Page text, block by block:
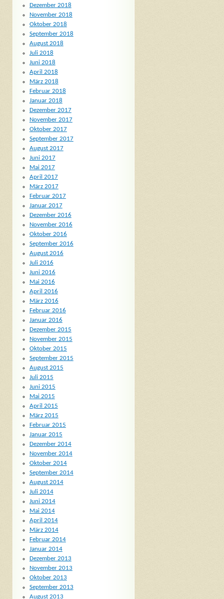
Dezember 2018
November 2018
Oktober 2018
September 2018
August 2018
Juli 2018
Juni 2018
April 2018
März 2018
Februar 2018
Januar 2018
Dezember 2017
November 2017
Oktober 2017
September 2017
August 2017
Juni 2017
Mai 2017
April 2017
März 2017
Februar 2017
Januar 2017
Dezember 2016
November 2016
Oktober 2016
September 2016
August 2016
Juli 2016
Juni 2016
Mai 2016
April 2016
März 2016
Februar 2016
Januar 2016
Dezember 2015
November 2015
Oktober 2015
September 2015
August 2015
Juli 2015
Juni 2015
Mai 2015
April 2015
März 2015
Februar 2015
Januar 2015
Dezember 2014
November 2014
Oktober 2014
September 2014
August 2014
Juli 2014
Juni 2014
Mai 2014
April 2014
März 2014
Februar 2014
Januar 2014
Dezember 2013
November 2013
Oktober 2013
September 2013
August 2013